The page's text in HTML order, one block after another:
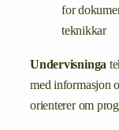
for
teknikkar
Undervisninga
med informasjon
orienterer om